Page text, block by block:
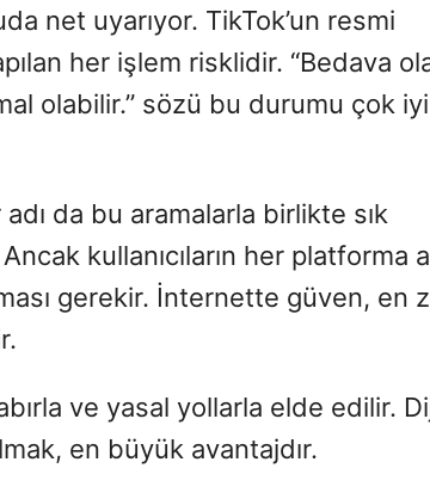
net uyarıyor. TikTok’un resmi
her işlem risklidir. “Bedava
olabilir.” sözü bu durumu çok iyi
da bu aramalarla birlikte sık
kullanıcıların her platforma
gerekir. İnternette güven, en
ve yasal yollarla elde edilir.
en büyük avantajdır.